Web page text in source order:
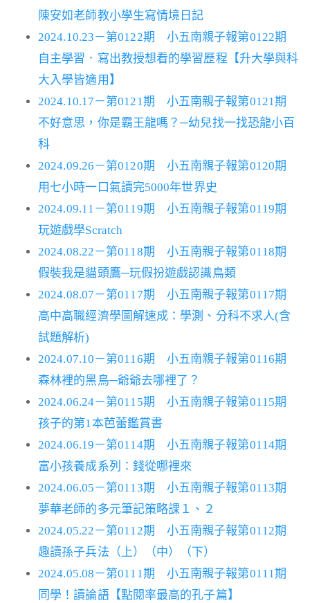
陳安如老師教小學生寫情境日記
2024.10.23－第0122期 小五南親子報第0122期
自主學習．寫出教授想看的學習歷程【升大學與科
大入學皆適用】
2024.10.17－第0121期 小五南親子報第0121期
不好意思，你是霸王龍嗎？─幼兒找一找恐龍小百
科
2024.09.26－第0120期 小五南親子報第0120期
用七小時一口氣讀完5000年世界史
2024.09.11－第0119期 小五南親子報第0119期
玩遊戲學Scratch
2024.08.22－第0118期 小五南親子報第0118期
假裝我是貓頭鷹─玩假扮遊戲認識鳥類
2024.08.07－第0117期 小五南親子報第0117期
高中高職經濟學圖解速成：學測、分科不求人(含
試題解析)
2024.07.10－第0116期 小五南親子報第0116期
森林裡的黑鳥─爺爺去哪裡了？
2024.06.24－第0115期 小五南親子報第0115期
孩子的第1本芭蕾鑑賞書
2024.06.19－第0114期 小五南親子報第0114期
富小孩養成系列：錢從哪裡來
2024.06.05－第0113期 小五南親子報第0113期
夢華老師的多元筆記策略課１、２
2024.05.22－第0112期 小五南親子報第0112期
趣讀孫子兵法（上）（中）（下）
2024.05.08－第0111期 小五南親子報第0111期
同學！讀論語【點閱率最高的孔子篇】